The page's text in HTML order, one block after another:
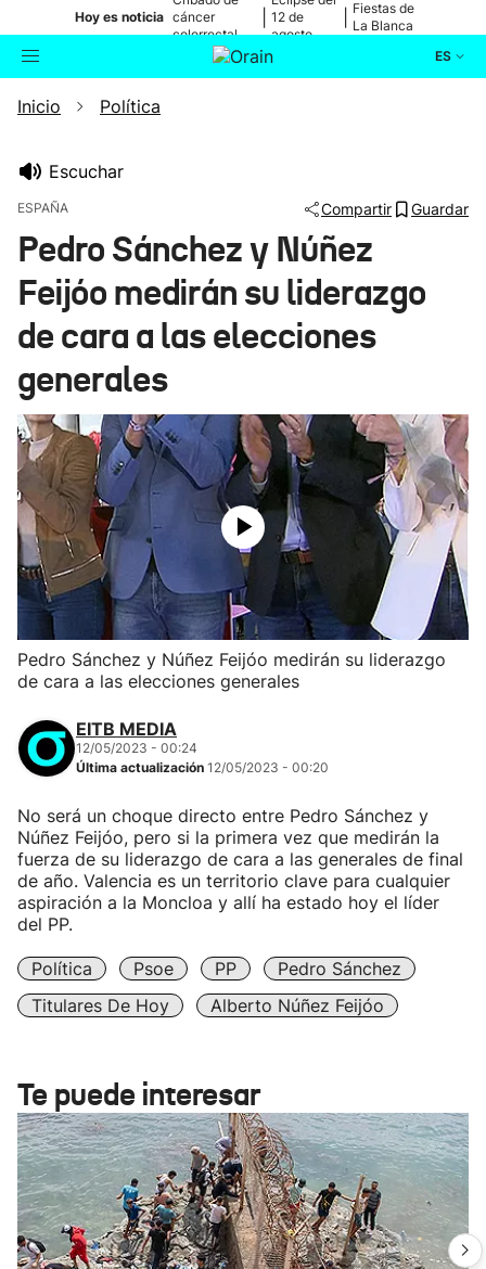
Hoy es noticia cáncer
colorrectal
12 de
agosto
Fiestas de
La Blanca
ES
Buscador
Ikusmiran
Eguraldia
Inicio Política
Escuchar
ESPAÑA Compartir Guardar
Pedro Sánchez y Núñez
Feijóo medirán su liderazgo
de cara a las elecciones
generales
Pedro Sánchez y Núñez Feijóo medirán su liderazgo
de cara a las elecciones generales
EITB MEDIA
12/05/2023 - 00:24
Última actualización 12/05/2023 - 00:20
No será un choque directo entre Pedro Sánchez y
Núñez Feijóo, pero si la primera vez que medirán la
fuerza de su liderazgo de cara a las generales de final
de año. Valencia es un territorio clave para cualquier
aspiración a la Moncloa y allí ha estado hoy el líder
del PP.
Política Psoe PP
Pedro Sánchez
Titulares De Hoy
Alberto Núñez Feijóo
Te puede interesar